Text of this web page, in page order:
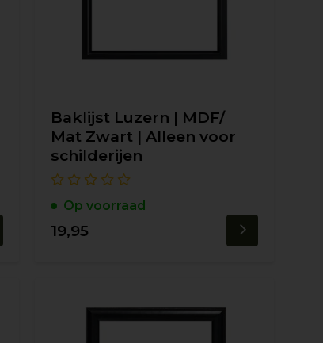
Baklijst Luzern | MDF/
Mat Zwart | Alleen voor
schilderijen
Op voorraad
19,95